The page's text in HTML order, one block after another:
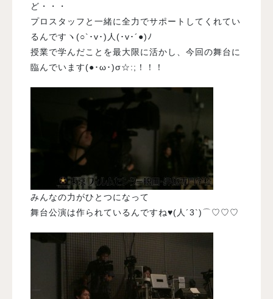
ど・・・
プロスタッフと一緒に全力でサポートしてくれてい
るんですヽ(○`･v･)人(･v･´●)ﾉ
授業で学んだことを最大限に活かし、今回の舞台に
臨んでいます(●･ω･)σ☆:;！！！
みんなの力がひとつになって
舞台公演は作られているんですね♥(人´3`)⌒♡♡♡